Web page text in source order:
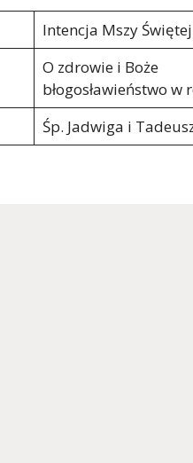
Intencja Mszy Świętej
O zdrowie i Boże
błogosławieństwo w
Śp. Jadwiga i